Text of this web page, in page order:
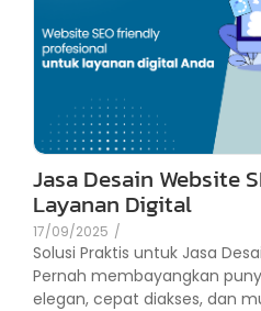
Jasa Desain Website
Layanan Digital
17/09/2025 /
Solusi Praktis untuk Jasa
Pernah membayangkan
elegan, cepat diakses, dan